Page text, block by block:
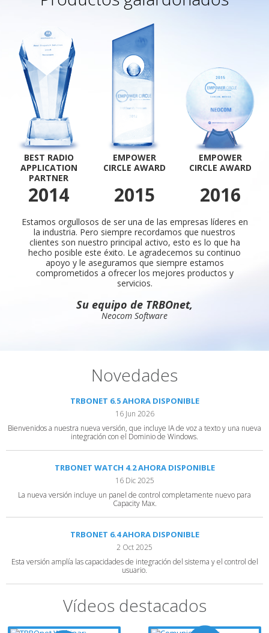
BEST RADIO
APPLICATION
PARTNER
2014
EMPOWER
CIRCLE AWARD
2015
EMPOWER
CIRCLE AWARD
2016
Estamos orgullosos de ser una de las empresas líderes en
la industria. Pero siempre recordamos que nuestros
clientes son nuestro principal activo, esto es lo que ha
hecho posible este éxito. Le agradecemos su continuo
apoyo y le aseguramos que siempre estamos
comprometidos a ofrecer los mejores productos y
servicios.
Su equipo de TRBOnet,
Neocom Software
Novedades
TRBONET 6.5 AHORA DISPONIBLE
16 Jun 2026
Bienvenidos a nuestra nueva versión, que incluye IA de voz a texto y una nueva
integración con el Dominio de Windows.
TRBONET WATCH 4.2 AHORA DISPONIBLE
16 Dic 2025
La nueva versión incluye un panel de control completamente nuevo para
Capacity Max.
TRBONET 6.4 AHORA DISPONIBLE
2 Oct 2025
Esta versión amplía las capacidades de integración del sistema y el control del
usuario.
Vídeos destacados